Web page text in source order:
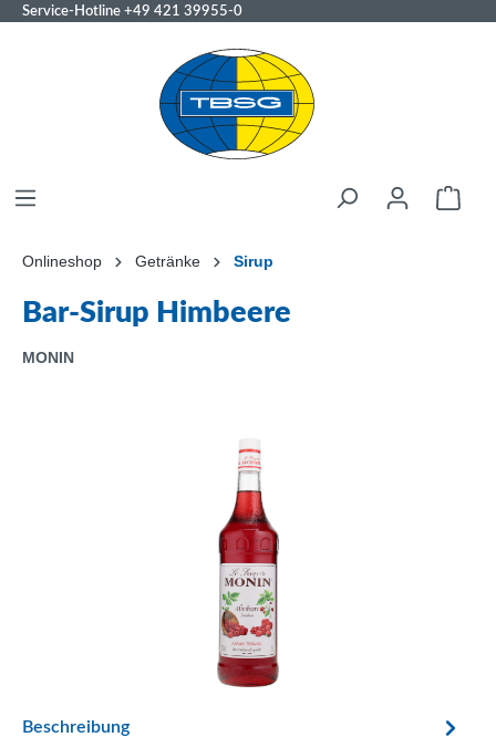
Service-Hotline +49 421 39955-0
Onlineshop Getränke Sirup
Bar-Sirup Himbeere
MONIN
Beschreibung